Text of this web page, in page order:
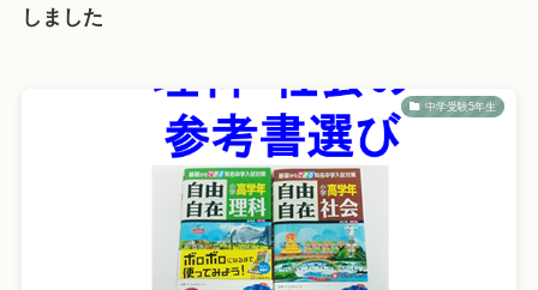
しました
中学受験5年生